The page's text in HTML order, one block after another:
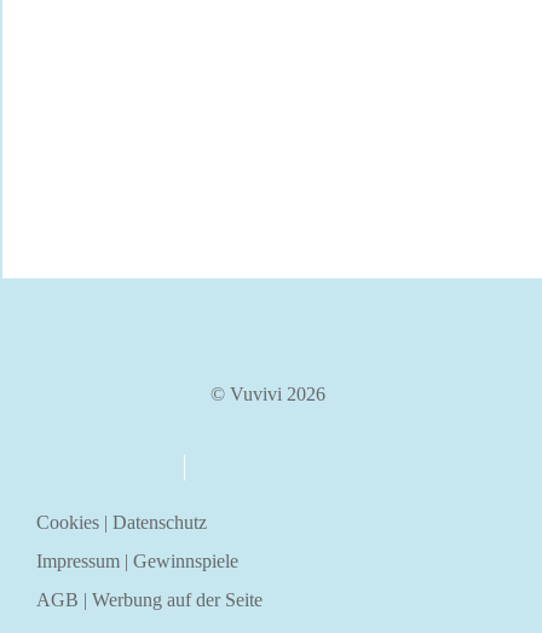
© Vuvivi 2026
Cookies | Datenschutz
Impressum | Gewinnspiele
AGB | Werbung auf der Seite